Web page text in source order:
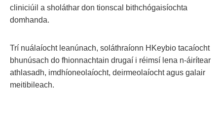
cliniciúil a sholáthar don tionscal bithchógaisíochta
domhanda.
Trí nuálaíocht leanúnach, soláthraíonn HKeybio tacaíocht
bhunúsach do fhionnachtain drugaí i réimsí lena n-áirítear
athlasadh, imdhíoneolaíocht, deirmeolaíocht agus galair
meitibileach.